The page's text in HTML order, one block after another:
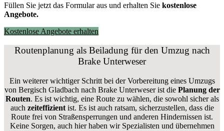
Füllen Sie jetzt das Formular aus und erhalten Sie kostenlose
Angebote.
Kostenlose Angebote erhalten
Routenplanung als Beiladung für den Umzug nach
Brake Unterweser
Ein weiterer wichtiger Schritt bei der Vorbereitung eines Umzugs
von Bergisch Gladbach nach Brake Unterweser ist diePlanung der
Routen. Es ist wichtig, eine Route zu wählen, die sowohl sicher als
auch zeiteffizientist. Es ist auch ratsam, sicherzustellen, dass die
Route frei von Straßensperrungen und anderen Hindernissen ist.
Keine Sorgen, auch hier haben wir Spezialisten und übernehmen